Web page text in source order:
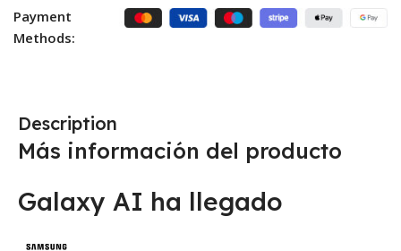
Payment
Methods:
Description
Más información del producto
Galaxy AI ha llegado